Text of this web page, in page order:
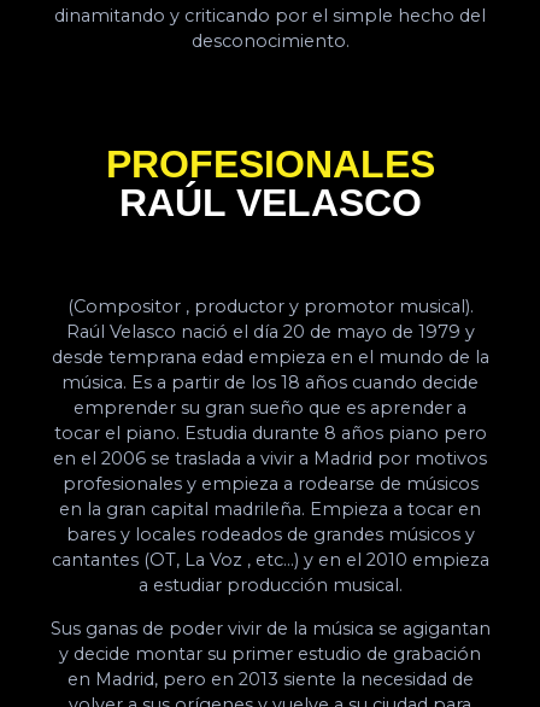
dinamitando y criticando por el simple hecho del
desconocimiento.
PROFESIONALES
RAÚL VELASCO
(Compositor , productor y promotor musical).
Raúl Velasco nació el día 20 de mayo de 1979 y
desde temprana edad empieza en el mundo de la
música. Es a partir de los 18 años cuando decide
emprender su gran sueño que es aprender a
tocar el piano. Estudia durante 8 años piano pero
en el 2006 se traslada a vivir a Madrid por motivos
profesionales y empieza a rodearse de músicos
en la gran capital madrileña. Empieza a tocar en
bares y locales rodeados de grandes músicos y
cantantes (OT, La Voz , etc…) y en el 2010 empieza
a estudiar producción musical.
Sus ganas de poder vivir de la música se agigantan
y decide montar su primer estudio de grabación
en Madrid, pero en 2013 siente la necesidad de